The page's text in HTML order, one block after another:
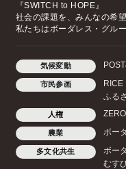
『SWITCH to HOPE』
社会の課題を、みんなの希
私たちはボーダレス・グルー
気候変動
市民参画 RICE
ふる
人権
農業 ボー
多文化共生 ボー
むす